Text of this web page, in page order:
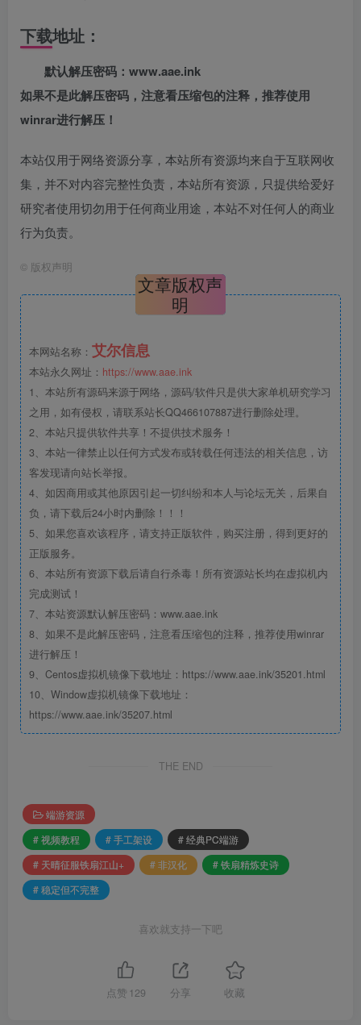
下载地址：
默认解压密码：www.aae.ink
如果不是此解压密码，注意看压缩包的注释，推荐使用
winrar进行解压！
本站仅用于网络资源分享，本站所有资源均来自于互联网收
集，并不对内容完整性负责，本站所有资源，只提供给爱好
研究者使用切勿用于任何商业用途，本站不对任何人的商业
行为负责。
© 版权声明
文章版权声
明
本网站名称： 艾尔信息
本站永久网址： https://www.aae.ink
1、本站所有源码来源于网络，源码/软件只是供大家单机研究学习
之用，如有侵权，请联系站长QQ466107887进行删除处理。
2、本站只提供软件共享！不提供技术服务！
3、本站一律禁止以任何方式发布或转载任何违法的相关信息，访
客发现请向站长举报。
4、如因商用或其他原因引起一切纠纷和本人与论坛无关，后果自
负，请下载后24小时内删除！！！
5、如果您喜欢该程序，请支持正版软件，购买注册，得到更好的
正版服务。
6、本站所有资源下载后请自行杀毒！所有资源站长均在虚拟机内
完成测试！
7、本站资源默认解压密码：www.aae.ink
8、如果不是此解压密码，注意看压缩包的注释，推荐使用winrar
进行解压！
9、Centos虚拟机镜像下载地址：https://www.aae.ink/35201.html
10、Window虚拟机镜像下载地址：
https://www.aae.ink/35207.html
THE END
端游资源
# 视频教程
# 手工架设
# 经典PC端游
# 天晴征服铁扇江山+
# 非汉化
# 铁扇精炼史诗
# 稳定但不完整
喜欢就支持一下吧
点赞 129 分享 收藏